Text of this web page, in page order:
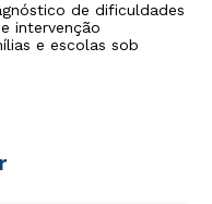
de dificuldades
intervenção
e escolas sob